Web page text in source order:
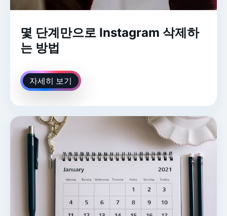
몇 단계만으로 Instagram 삭제하
는 방법
자세히 보기